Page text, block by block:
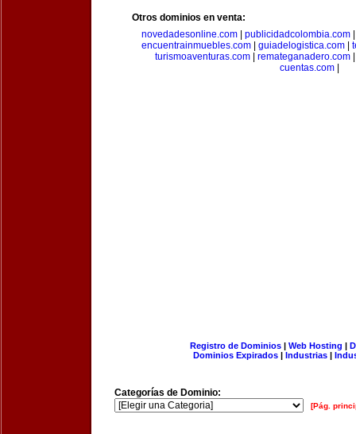
Otros dominios en venta:
novedadesonline.com
publicidadcolombia.com
encuentrainmuebles.com| guiadelogistica.com|
turismoaventuras.com| remateganadero.com
cuentas.com|
Registro de Dominios| Web Hosting |
Dominios Expirados | Industrias |
Categorías de Dominio:
[Pág.